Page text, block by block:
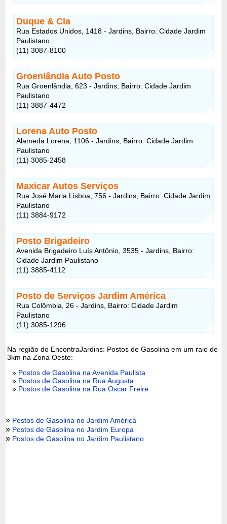
Duque & Cia
Rua Estados Unidos, 1418 - Jardins, Bairro: Cidade Jardim
Paulistano
(11) 3087-8100
Groenlândia Auto Posto
Rua Groenlândia, 623 - Jardins, Bairro: Cidade Jardim
Paulistano
(11) 3887-4472
Lorena Auto Posto
Alameda Lorena, 1106 - Jardins, Bairro: Cidade Jardim
Paulistano
(11) 3085-2458
Maxicar Autos Serviços
Rua José Maria Lisboa, 756 - Jardins, Bairro: Cidade Jardim
Paulistano
(11) 3884-9172
Posto Brigadeiro
Avenida Brigadeiro Luís Antônio, 3535 - Jardins, Bairro:
Cidade Jardim Paulistano
(11) 3885-4112
Posto de Serviços Jardim América
Rua Colômbia, 26 - Jardins, Bairro: Cidade Jardim
Paulistano
(11) 3085-1296
Na região do EncontraJardins: Postos de Gasolina em um raio de
3km na Zona Oeste:
» Postos de Gasolina na Avenida Paulista
» Postos de Gasolina na Rua Augusta
» Postos de Gasolina na Rua Oscar Freire
» Postos de Gasolina no Jardim América
» Postos de Gasolina no Jardim Europa
» Postos de Gasolina no Jardim Paulistano